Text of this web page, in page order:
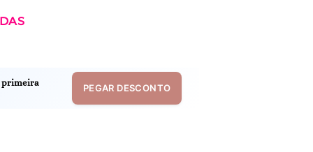
primeira
PEGAR DESCONTO